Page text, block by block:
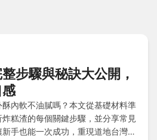
步驟與秘訣大公開，
內軟不油膩嗎？本文從基礎材料準
糕渣的每個關鍵步驟，並分享常見
手也能一次成功，重現道地台灣小